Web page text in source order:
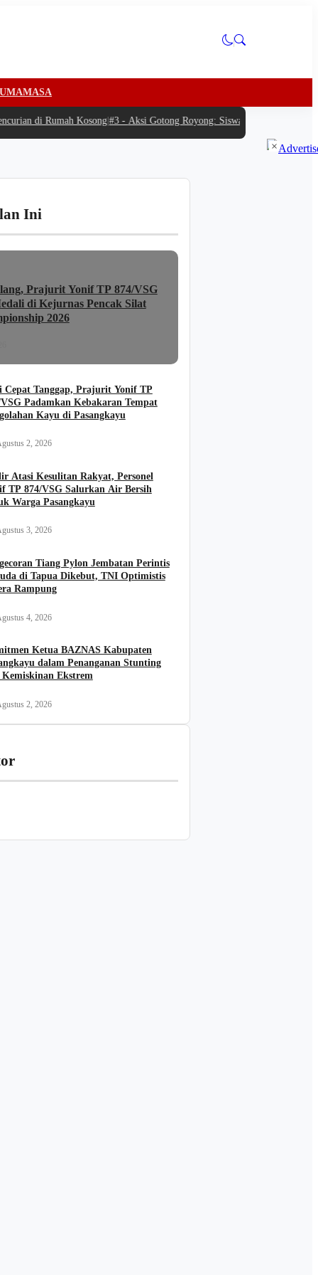
MAMASA
di Rumah Kosong|#3 -Aksi Gotong Royong: Siswa Antusias Bantu
Ini
Prajurit Yonif TP 874/VSG
di Kejurnas Pencak Silat
2026
Cepat Tanggap, Prajurit Yonif TP
VSG Padamkan Kebakaran Tempat
Kayu di Pasangkayu
2, 2026
Atasi Kesulitan Rakyat, Personel
TP 874/VSG Salurkan Air Bersih
Warga Pasangkayu
3, 2026
Tiang Pylon Jembatan Perintis
di Tapua Dikebut, TNI Optimistis
Rampung
4, 2026
Ketua BAZNAS Kabupaten
dalam Penanganan Stunting
Kemiskinan Ekstrem
2, 2026
×